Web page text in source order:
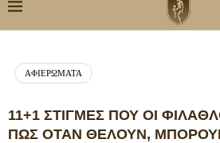
ΑΦΙΕΡΏΜΑΤΑ
11+1 ΣΤΙΓΜΈΣ ΠΟΥ ΟΙ
ΠΩΣ ΌΤΑΝ ΘΈΛΟΥΝ,